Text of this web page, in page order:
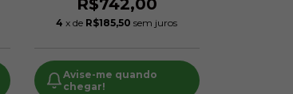
R$742,00
4 x de R$185,50 sem juros
Avise-me quando
chegar!